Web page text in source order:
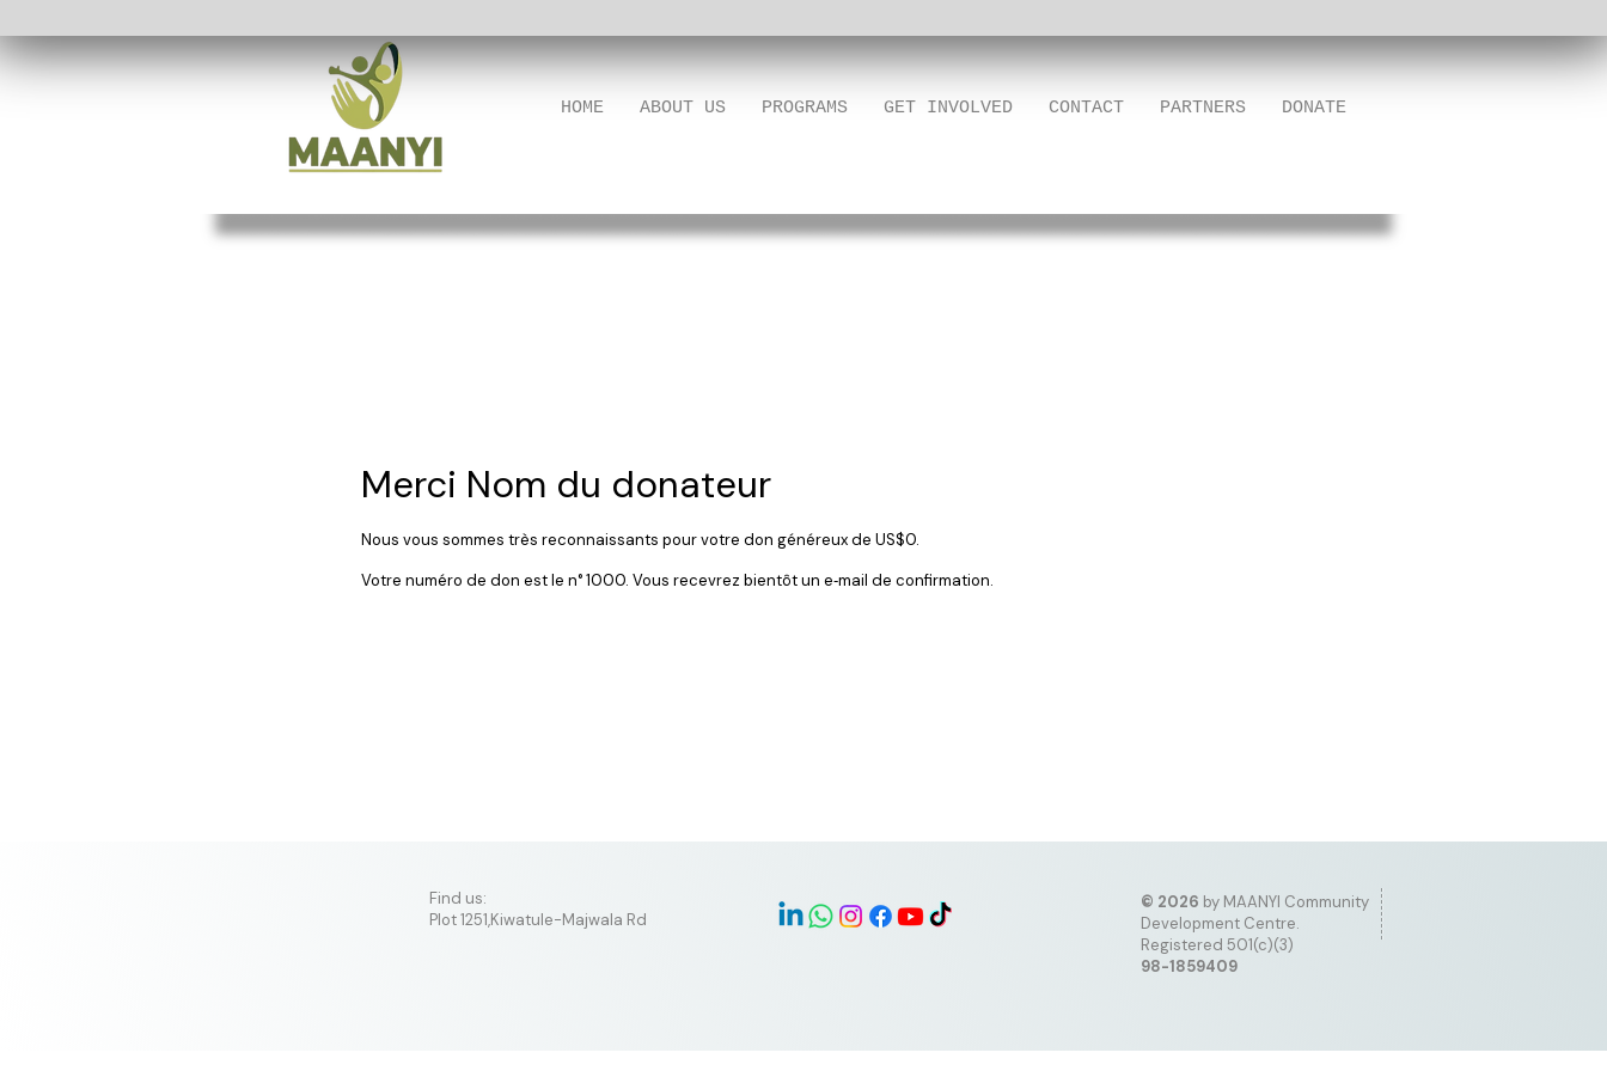
HOME ABOUT US PROGRAMS GET INVOLVED CONTACT PARTNERS DONATE
Merci Nom du donateur
Nous vous sommes très reconnaissants pour votre don généreux de US$0.
Votre numéro de don est le n° 1000. Vous recevrez bientôt un e‑mail de confirmation.
​Find us:
Plot 1251,Kiwatule-Majwala Rd
© 2026 by MAANYI Community
Development Centre.
Registered 501(c)(3)
98-1859409